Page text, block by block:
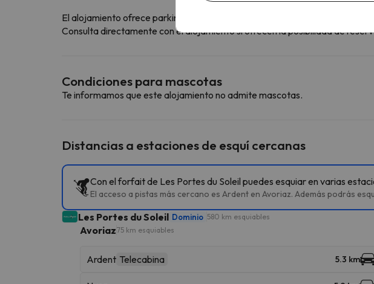
El alojamiento ofrece parking gratuito
Consulta directamente con el alojamiento si ofrecen la posibilidad de
Condiciones para mascotas
Te informamos que este alojamiento no admite mascotas.
Distancias a estaciones de esquí cercanas
Con el forfait de Les Portes du Soleil puedes esquiar en varias
El acceso a pistas más cercano es Ardent en Avoriaz. Además podrás
Les Portes du Soleil Dominio 580 km esquiables
Avoriaz75 km esquiables
Ardent Telecabina 5.3 km